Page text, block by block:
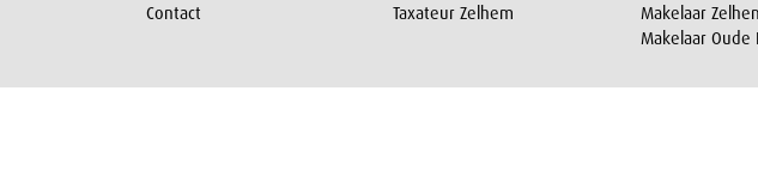
Contact
Taxateur Zelhem
Makelaar
Makelaar Oude